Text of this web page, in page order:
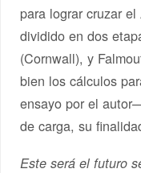
para lograr cruzar
dividido en dos
(Cornwall), y
bien los cálculos
ensayo por el
de carga, su
Este será el futuro